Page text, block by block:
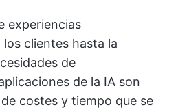
experiencias
clientes hasta la
de
de la IA son
costes y tiempo que se